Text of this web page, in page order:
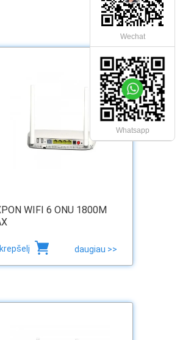
WIFI 6 ONU 1800M
Į krepšelį daugiau >>
Wechat
Whatsapp
x